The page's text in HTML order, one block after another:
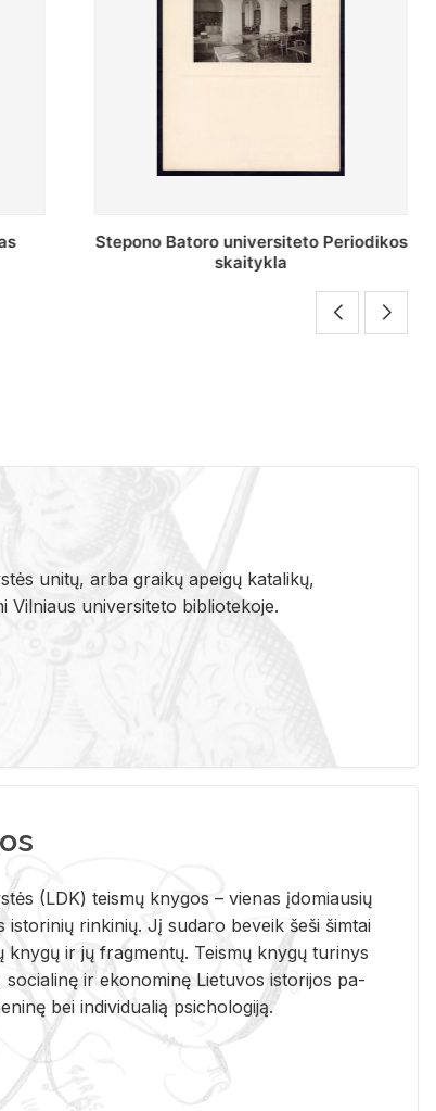
Periodikos skaitykla Stepono Batoro
universiteto bibliotekoje
unitų, arba graikų apeigų katalikų,
Vilniaus universiteto bibliotekoje.
(LDK) teis­mų kny­gos – vie­nas įdo­miau­sių
rin­ki­nių. Jį su­da­ro be­veik šeši šim­tai
kny­gų ir jų frag­men­tų. Teis­mų kny­gų tu­ri­nys
so­cia­li­nę ir eko­no­mi­nę Lie­tu­vos is­to­ri­jos pa­
bei in­di­vi­dua­lią psi­cho­lo­gi­ją.